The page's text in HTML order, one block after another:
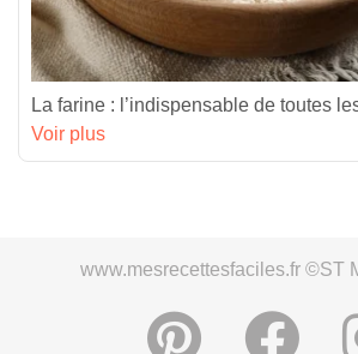
La farine : l’indispensable de toutes
Voir plus
www.mesrecettesfaciles.fr ©ST